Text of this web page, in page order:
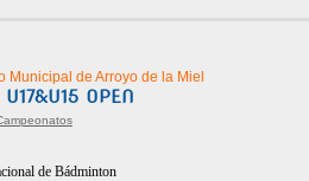
Municipal de Arroyo de la Miel
OPEN
de Bádminton